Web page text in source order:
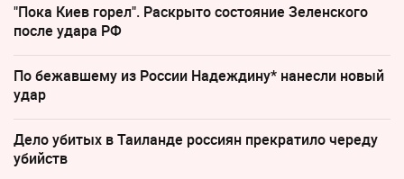
"Пока Киев горел". Раскрыто состояние Зеленского
после удара РФ
По бежавшему из России Надеждину* нанесли новый
удар
Дело убитых в Таиланде россиян прекратило череду
убийств